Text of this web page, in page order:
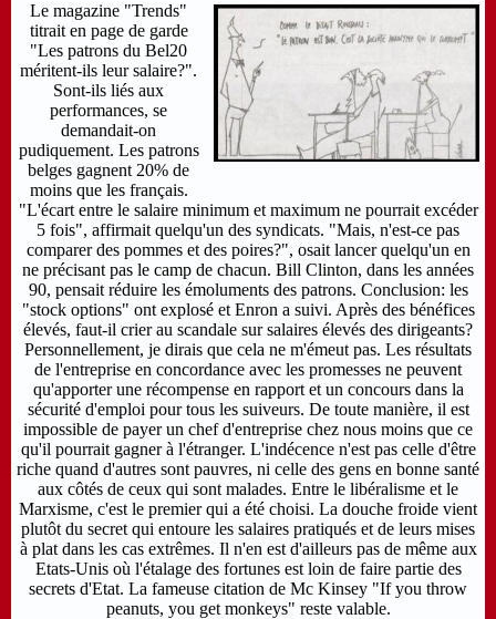
Le magazine "Trends"
titrait en page de garde
"Les patrons du Bel20
méritent-ils leur salaire?".
Sont-ils liés aux
performances, se
demandait-on
pudiquement. Les patrons
belges gagnent 20% de
moins que les français.
"L'écart entre le salaire minimum et maximum ne pourrait excéder
5 fois", affirmait quelqu'un des syndicats. "Mais, n'est-ce pas
comparer des pommes et des poires?", osait lancer quelqu'un en
ne précisant pas le camp de chacun. Bill Clinton, dans les années
90, pensait réduire les émoluments des patrons. Conclusion: les
"stock options" ont explosé et Enron a suivi. Après des bénéfices
élevés, faut-il crier au scandale sur salaires élevés des dirigeants?
Personnellement, je dirais que cela ne m'émeut pas. Les résultats
de l'entreprise en concordance avec les promesses ne peuvent
qu'apporter une récompense en rapport et un concours dans la
sécurité d'emploi pour tous les suiveurs. De toute manière, il est
impossible de payer un chef d'entreprise chez nous moins que ce
qu'il pourrait gagner à l'étranger. L'indécence n'est pas celle d'être
riche quand d'autres sont pauvres, ni celle des gens en bonne santé
aux côtés de ceux qui sont malades. Entre le libéralisme et le
Marxisme, c'est le premier qui a été choisi. La douche froide vient
plutôt du secret qui entoure les salaires pratiqués et de leurs mises
à plat dans les cas extrêmes. Il n'en est d'ailleurs pas de même aux
Etats-Unis où l'étalage des fortunes est loin de faire partie des
secrets d'Etat. La fameuse citation de Mc Kinsey "If you throw
peanuts, you get monkeys" reste valable.